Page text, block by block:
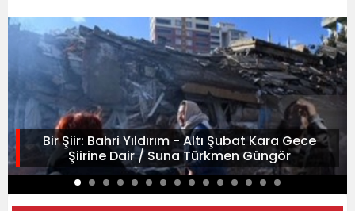
Bir Şiir: Bahri Yıldırım - Altı Şubat Kara Gece
Şiirine Dair / Suna Türkmen Güngör